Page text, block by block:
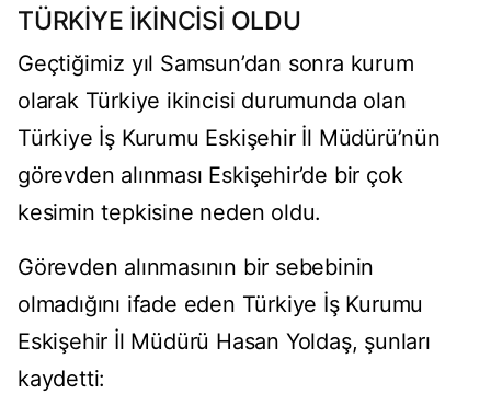
TÜRKİYE İKİNCİSİ OLDU
Geçtiğimiz yıl Samsun’dan sonra kurum
olarak Türkiye ikincisi durumunda olan
Türkiye İş Kurumu Eskişehir İl Müdürü’nün
görevden alınması Eskişehir’de bir çok
kesimin tepkisine neden oldu.
Görevden alınmasının bir sebebinin
olmadığını ifade eden Türkiye İş Kurumu
Eskişehir İl Müdürü Hasan Yoldaş, şunları
kaydetti: